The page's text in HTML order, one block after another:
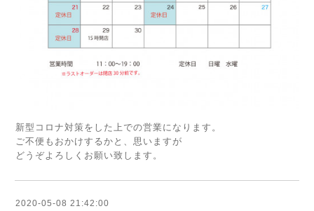
新型コロナ対策をした上での営業になります。
ご不便もおかけするかと、思いますが
どうぞよろしくお願い致します。
2020-05-08 21:42:00